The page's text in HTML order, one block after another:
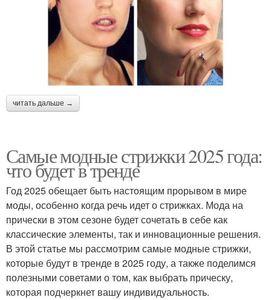
читать дальше →
Самые модные стрижки 2025 года:
что будет в тренде
Год 2025 обещает быть настоящим прорывом в мире
моды, особенно когда речь идет о стрижках. Мода на
прически в этом сезоне будет сочетать в себе как
классические элементы, так и инновационные решения.
В этой статье мы рассмотрим самые модные стрижки,
которые будут в тренде в 2025 году, а также поделимся
полезными советами о том, как выбрать прическу,
которая подчеркнет вашу индивидуальность.